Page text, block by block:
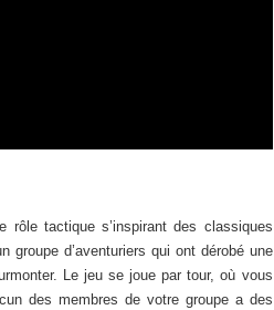
rôle tactique s’inspirant des classiques
groupe d’aventuriers qui ont dérobé une
Le jeu se joue par tour, où vous
des membres de votre groupe a des